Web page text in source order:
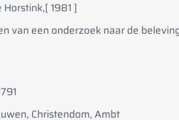
Horstink,[ 1981 ]
van een onderzoek naar de
Christendom, Ambt